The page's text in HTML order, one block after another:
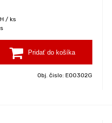
/ ks
Obj. čislo:EO0302G